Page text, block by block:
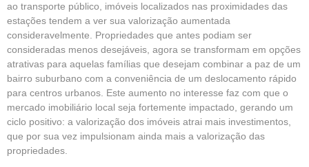
ao transporte público, imóveis localizados nas proximidades das
estações tendem a ver sua valorização aumentada
consideravelmente. Propriedades que antes podiam ser
consideradas menos desejáveis, agora se transformam em opções
atrativas para aquelas famílias que desejam combinar a paz de um
bairro suburbano com a conveniência de um deslocamento rápido
para centros urbanos. Este aumento no interesse faz com que o
mercado imobiliário local seja fortemente impactado, gerando um
ciclo positivo: a valorização dos imóveis atrai mais investimentos,
que por sua vez impulsionam ainda mais a valorização das
propriedades.